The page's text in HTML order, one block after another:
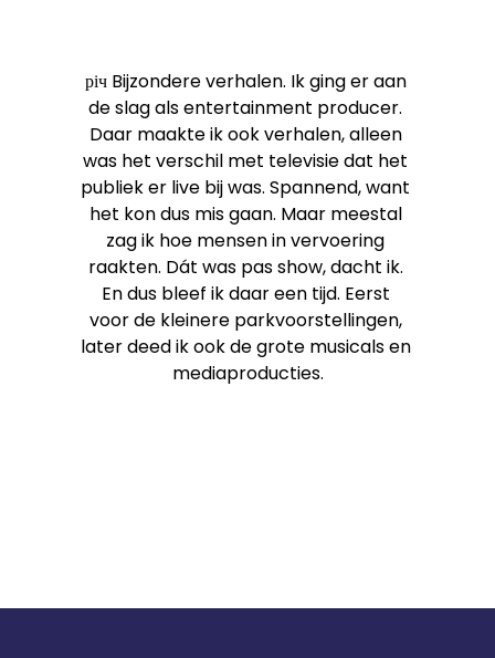
річ Bijzondere verhalen. Ik ging er aan
de slag als entertainment producer.
Daar maakte ik ook verhalen, alleen
was het verschil met televisie dat het
publiek er live bij was. Spannend, want
het kon dus mis gaan. Maar meestal
zag ik hoe mensen in vervoering
raakten. Dát was pas show, dacht ik.
En dus bleef ik daar een tijd. Eerst
voor de kleinere parkvoorstellingen,
later deed ik ook de grote musicals en
mediaproducties.